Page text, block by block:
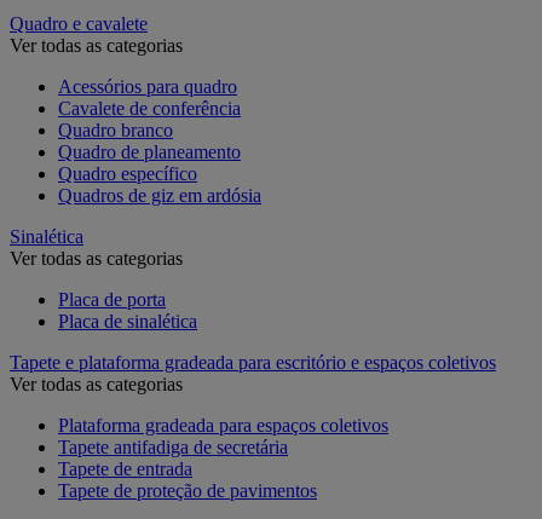
Quadro e cavalete
Ver todas as categorias
Acessórios para quadro
Cavalete de conferência
Quadro branco
Quadro de planeamento
Quadro específico
Quadros de giz em ardósia
Sinalética
Ver todas as categorias
Placa de porta
Placa de sinalética
Tapete e plataforma gradeada para escritório e espaços coletivos
Ver todas as categorias
Plataforma gradeada para espaços coletivos
Tapete antifadiga de secretária
Tapete de entrada
Tapete de proteção de pavimentos